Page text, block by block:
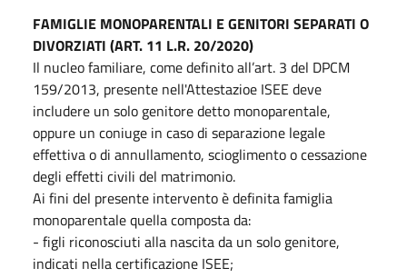
FAMIGLIE MONOPARENTALI E GENITORI SEPARATI O
DIVORZIATI (ART. 11 L.R. 20/2020)
Il nucleo familiare, come definito all’art. 3 del DPCM
159/2013, presente nell'Attestazioe ISEE deve
includere un solo genitore detto monoparentale,
oppure un coniuge in caso di separazione legale
effettiva o di annullamento, scioglimento o cessazione
degli effetti civili del matrimonio.
Ai fini del presente intervento è definita famiglia
monoparentale quella composta da:
- figli riconosciuti alla nascita da un solo genitore,
indicati nella certificazione ISEE;